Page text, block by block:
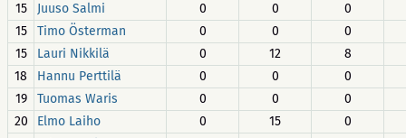
15
Juuso Salmi 0 0
0
15
Timo Österman 0 0
0
15
Lauri Nikkilä 0 12
8
18
Hannu Perttilä 0 0
0
19
Tuomas Waris 0 0
0
20
Elmo Laiho 0 15
0